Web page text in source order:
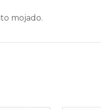
mojado.